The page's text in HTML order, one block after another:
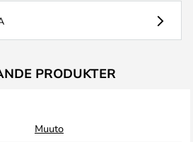
PRODUKTER
Muuto